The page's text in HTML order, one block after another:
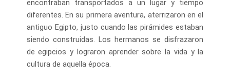
encontraban transportados a un lugar y tiempo
diferentes. En su primera aventura, aterrizaron en el
antiguo Egipto, justo cuando las pirámides estaban
siendo construidas. Los hermanos se disfrazaron
de egipcios y lograron aprender sobre la vida y la
cultura de aquella época.